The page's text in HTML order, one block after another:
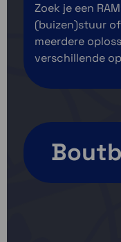
Zoek je een
(buizen)stuur
meerdere
verschillende